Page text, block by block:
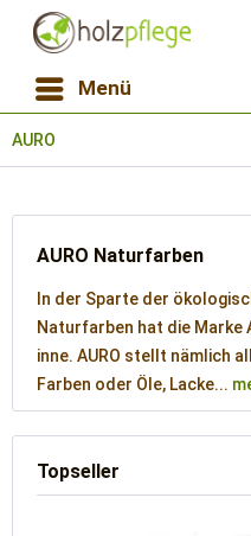
Menü
AURO
AURO Naturfarben
In der Sparte der
Naturfarben hat die Marke
inne. AURO stellt nämlich
Farben oder Öle, Lacke...
Topseller